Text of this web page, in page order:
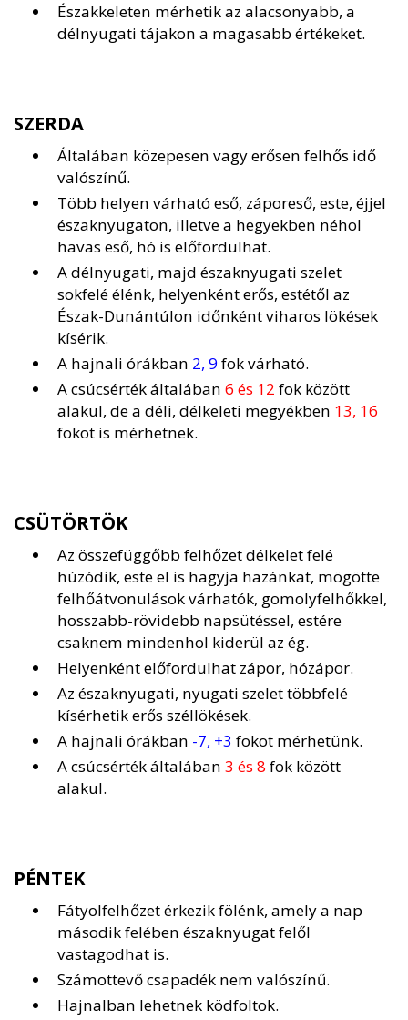
Északkeleten mérhetik az alacsonyabb, a
délnyugati tájakon a magasabb értékeket.
SZERDA
Általában közepesen vagy erősen felhős idő
valószínű.
Több helyen várható eső, záporeső, este, éjjel
északnyugaton, illetve a hegyekben néhol
havas eső, hó is előfordulhat.
A délnyugati, majd északnyugati szelet
sokfelé élénk, helyenként erős, estétől az
Észak-Dunántúlon időnként viharos lökések
kísérik.
A hajnali órákban 2, 9fok várható.
A csúcsérték általában 6 és 12 fok között
alakul, de a déli, délkeleti megyékben 13, 16
fokot is mérhetnek.
CSÜTÖRTÖK
Az összefüggőbb felhőzet délkelet felé
húzódik, este el is hagyja hazánkat, mögötte
felhőátvonulások várhatók, gomolyfelhőkkel,
hosszabb-rövidebb napsütéssel, estére
csaknem mindenhol kiderül az ég.
Helyenként előfordulhat zápor, hózápor.
Az északnyugati, nyugati szelet többfelé
kísérhetik erős széllökések.
A hajnali órákban -7, +3 fokot mérhetünk.
A csúcsérték általában 3 és 8 fok között
alakul.
PÉNTEK
Fátyolfelhőzet érkezik fölénk, amely a nap
második felében északnyugat felől
vastagodhat is.
Számottevő csapadék nem valószínű.
Hajnalban lehetnek ködfoltok.